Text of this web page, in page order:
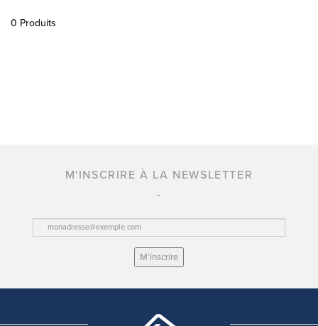
0 Produits
M'INSCRIRE À LA NEWSLETTER
M’inscrire